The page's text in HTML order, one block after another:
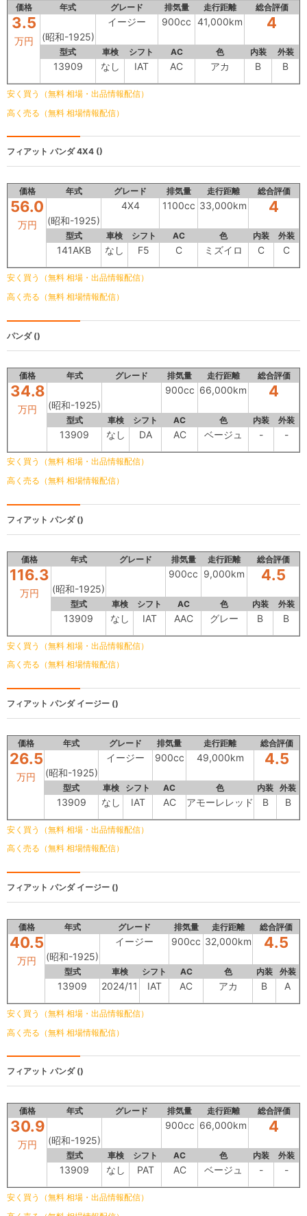
価格 年式 グレード 排気量 走行距離 総合評価
3.5
万円 (昭和-1925)
イージー 900cc 41,000km 4
型式 車検 シフト AC 色 内装 外装
13909 なし IAT AC アカ B B
安く買う（無料 相場・出品情報配信）
高く売る（無料 相場情報配信）
フィアット パンダ4X4 ()
価格 年式 グレード 排気量 走行距離 総合評価
56.0
万円 (昭和-1925)
4X4 1100cc 33,000km 4
型式 車検 シフト AC 色 内装 外装
141AKB なし F5 C ミズイロ C C
安く買う（無料 相場・出品情報配信）
高く売る（無料 相場情報配信）
パンダ()
価格 年式 グレード 排気量 走行距離 総合評価
34.8
万円 (昭和-1925)
900cc 66,000km 4
型式 車検 シフト AC 色 内装 外装
13909 なし DA AC ベージュ - -
安く買う（無料 相場・出品情報配信）
高く売る（無料 相場情報配信）
フィアット パンダ()
価格 年式 グレード 排気量 走行距離 総合評価
116.3
万円 (昭和-1925)
900cc 9,000km 4.5
型式 車検 シフト AC 色 内装 外装
13909 なし IAT AAC グレー B B
安く買う（無料 相場・出品情報配信）
高く売る（無料 相場情報配信）
フィアット パンダイージー ()
価格 年式 グレード 排気量 走行距離 総合評価
26.5
万円 (昭和-1925)
イージー 900cc 49,000km 4.5
型式 車検 シフト AC 色 内装 外装
13909 なし IAT AC アモーレレッド B B
安く買う（無料 相場・出品情報配信）
高く売る（無料 相場情報配信）
フィアット パンダイージー ()
価格 年式 グレード 排気量 走行距離 総合評価
40.5
万円 (昭和-1925)
イージー 900cc 32,000km 4.5
型式 車検 シフト AC 色 内装 外装
13909 2024/11 IAT AC アカ B A
安く買う（無料 相場・出品情報配信）
高く売る（無料 相場情報配信）
フィアット パンダ()
価格 年式 グレード 排気量 走行距離 総合評価
30.9
万円 (昭和-1925)
900cc 66,000km 4
型式 車検 シフト AC 色 内装 外装
13909 なし PAT AC ベージュ - -
安く買う（無料 相場・出品情報配信）